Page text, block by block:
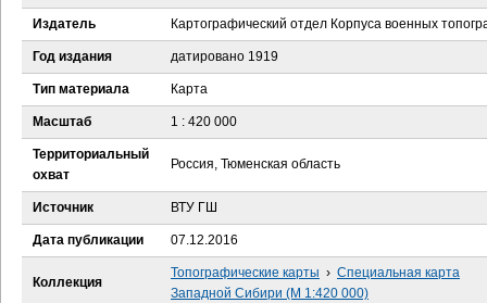
ы
д
е
с
ь
Издатель Картографический отдел Корпуса военных
Год издания датировано 1919
Тип материала Карта
Масштаб 1 : 420 000
Территориальный
охват
Россия, Тюменская область
Источник ВТУ ГШ
Дата публикации 07.12.2016
Коллекция
Топографические карты › Специальная карта
Западной Сибири (М 1:420 000)